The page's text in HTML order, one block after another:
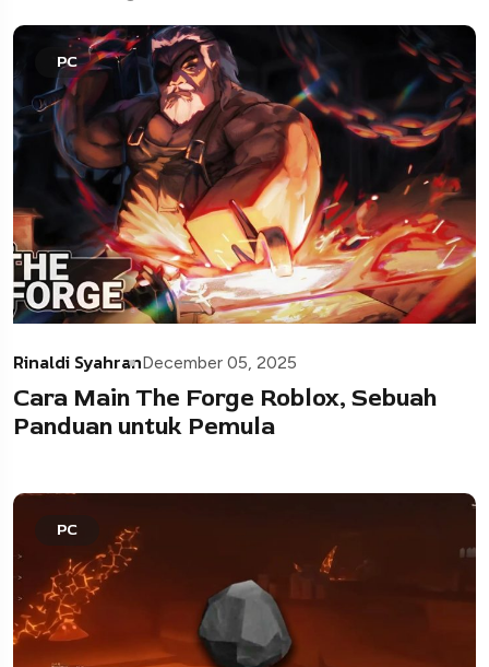
PC
Rinaldi SyahranDecember 05, 2025
Cara Main The Forge Roblox, Sebuah
Panduan untuk Pemula
PC